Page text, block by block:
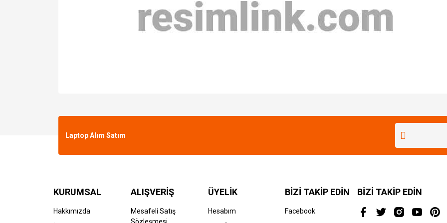
Laptop Alım Satım
KURUMSAL
Hakkımızda
ALIŞVERİŞ
Mesafeli Satış
ÜYELİK
Hesabım
BİZİ TAKİP EDİN
Facebook
BİZİ TAKİP EDİN